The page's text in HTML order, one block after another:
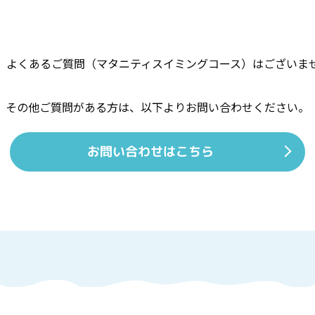
よくあるご質問（マタニティスイミングコース）はございま
その他ご質問がある方は、 以下よりお問い合わせください。
お問い合わせはこちら